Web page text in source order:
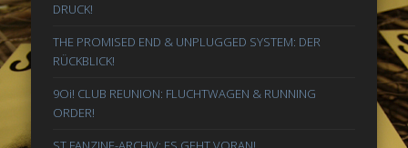
DRUCK!
THE PROMISED END & UNPLUGGED SYSTEM: DER
RÜCKBLICK!
9Oi! CLUB REUNION: FLUCHTWAGEN & RUNNING
ORDER!